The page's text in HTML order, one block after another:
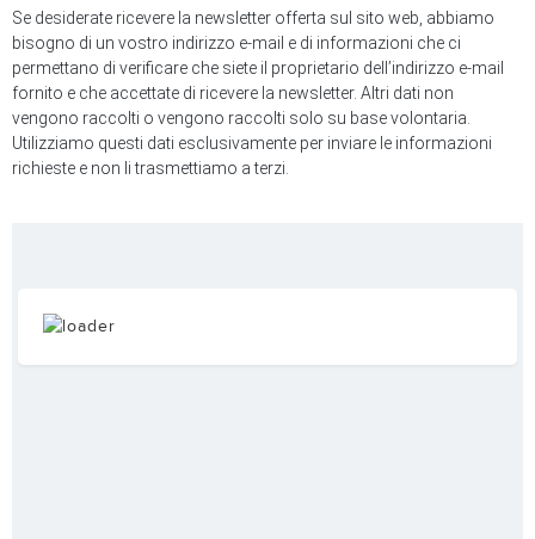
Se desiderate ricevere la newsletter offerta sul sito web, abbiamo
bisogno di un vostro indirizzo e-mail e di informazioni che ci
permettano di verificare che siete il proprietario dell’indirizzo e-mail
fornito e che accettate di ricevere la newsletter. Altri dati non
vengono raccolti o vengono raccolti solo su base volontaria.
Utilizziamo questi dati esclusivamente per inviare le informazioni
richieste e non li trasmettiamo a terzi.